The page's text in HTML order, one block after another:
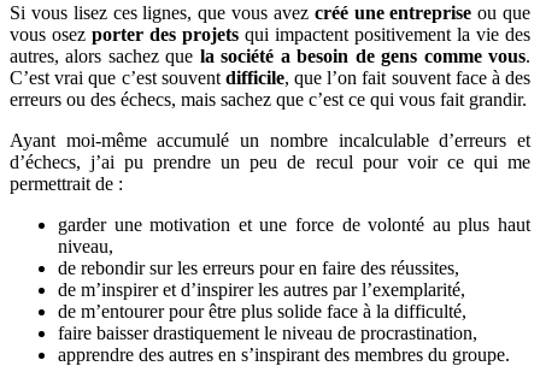
Si vous lisez ces lignes, que vous avez créé une entreprise ou que
vous osez porter des projets qui impactent positivement la vie des
autres, alors sachez que la société a besoin de gens comme vous.
C’est vrai que c’est souvent difficile, que l’on fait souvent face à des
erreurs ou des échecs, mais sachez que c’est ce qui vous fait grandir.
Ayant moi-même accumulé un nombre incalculable d’erreurs et
d’échecs, j’ai pu prendre un peu de recul pour voir ce qui me
permettrait de :
garder une motivation et une force de volonté au plus haut
niveau,
de rebondir sur les erreurs pour en faire des réussites,
de m’inspirer et d’inspirer les autres par l’exemplarité,
de m’entourer pour être plus solide face à la difficulté,
faire baisser drastiquement le niveau de procrastination,
apprendre des autres en s’inspirant des membres du groupe.